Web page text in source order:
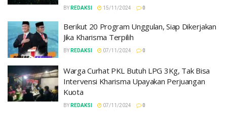
BY REDAKSI 15/11/2024 0
Berikut 20 Program Unggulan, Siap Dikerjakan
Jika Kharisma Terpilih
BY REDAKSI 07/11/2024 0
Warga Curhat PKL Butuh LPG 3Kg, Tak Bisa
Intervensi Kharisma Upayakan Perjuangan
Kuota
BY REDAKSI 07/11/2024 0